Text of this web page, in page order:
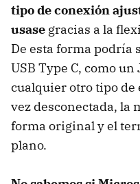
tipo de conexión
usase gracias a la
De esta forma
USB Type C, como
cualquier otro tipo de
vez desconectada, la
forma original y el
plano.